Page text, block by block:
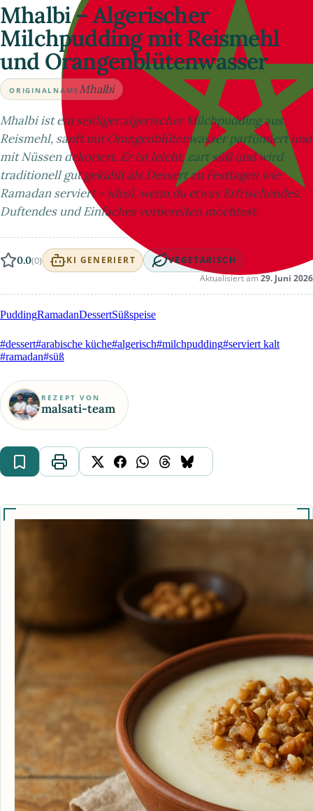
Mhalbi – Algerischer
Milchpudding mit Reismehl
und Orangenblütenwasser
ORIGINALNAME Mhalbi
Mhalbi ist ein seidiger algerischer Milchpudding aus
Reismehl, sanft mit Orangenblütenwasser parfümiert und
mit Nüssen dekoriert. Er ist leicht, zart süß und wird
traditionell gut gekühlt als Dessert zu Festtagen wie
Ramadan serviert – ideal, wenn du etwas Erfrischendes,
Duftendes und Einfaches vorbereiten möchtest.
0.0(0) KI GENERIERT VEGETARISCH
Aktualisiert am29. Juni 2026
PuddingRamadanDessertSüßspeise
#dessert#arabische küche#algerisch#milchpudding#serviert kalt
#ramadan#süß
REZEPT VON
malsati-team